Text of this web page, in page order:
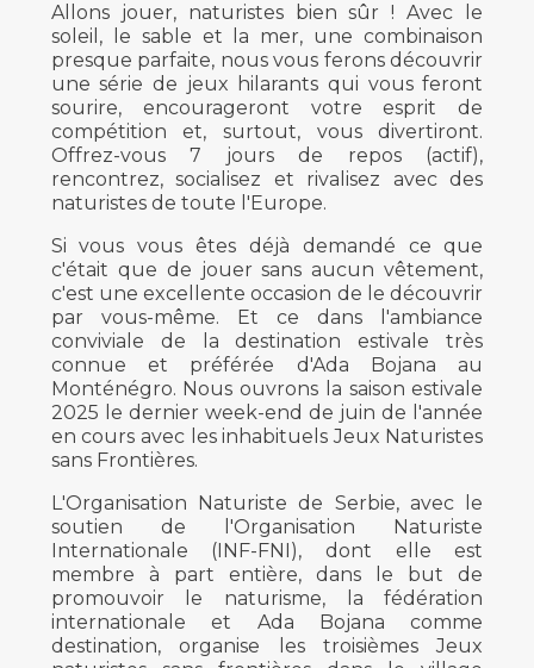
Allons jouer, naturistes bien sûr ! Avec le
soleil, le sable et la mer, une combinaison
presque parfaite, nous vous ferons découvrir
une série de jeux hilarants qui vous feront
sourire, encourageront votre esprit de
compétition et, surtout, vous divertiront.
Offrez-vous 7 jours de repos (actif),
rencontrez, socialisez et rivalisez avec des
naturistes de toute l'Europe.
Si vous vous êtes déjà demandé ce que
c'était que de jouer sans aucun vêtement,
c'est une excellente occasion de le découvrir
par vous-même. Et ce dans l'ambiance
conviviale de la destination estivale très
connue et préférée d'Ada Bojana au
Monténégro. Nous ouvrons la saison estivale
2025 le dernier week-end de juin de l'année
en cours avec les inhabituels Jeux Naturistes
sans Frontières.
L'Organisation Naturiste de Serbie, avec le
soutien de l'Organisation Naturiste
Internationale (INF-FNI), dont elle est
membre à part entière, dans le but de
promouvoir le naturisme, la fédération
internationale et Ada Bojana comme
destination, organise les troisièmes Jeux